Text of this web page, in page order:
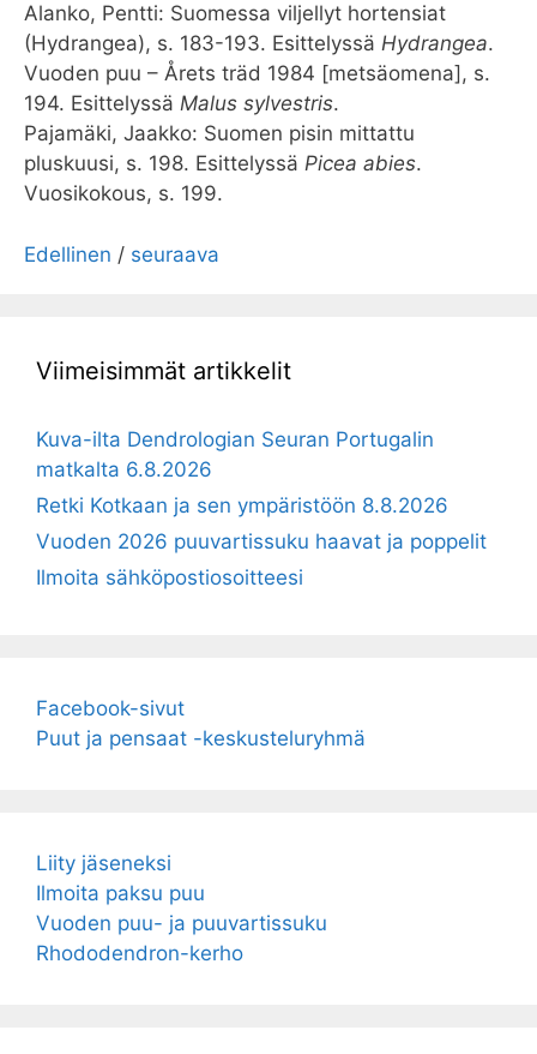
Alanko, Pentti: Suomessa viljellyt hortensiat
(Hydrangea), s. 183-193. Esittelyssä Hydrangea.
Vuoden puu – Årets träd 1984 [metsäomena], s.
194. Esittelyssä Malus sylvestris.
Pajamäki, Jaakko: Suomen pisin mittattu
pluskuusi, s. 198. Esittelyssä Picea abies.
Vuosikokous, s. 199.
Edellinen / seuraava
Viimeisimmät artikkelit
Kuva-ilta Dendrologian Seuran Portugalin
matkalta 6.8.2026
Retki Kotkaan ja sen ympäristöön 8.8.2026
Vuoden 2026 puuvartissuku haavat ja poppelit
Ilmoita sähköpostiosoitteesi
Facebook-sivut
Puut ja pensaat -keskusteluryhmä
Liity jäseneksi
Ilmoita paksu puu
Vuoden puu- ja puuvartissuku
Rhododendron-kerho